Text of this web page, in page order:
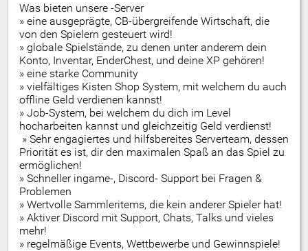
Was bieten unsere -Server
» eine ausgeprägte, CB-übergreifende Wirtschaft, die
von den Spielern gesteuert wird!
» globale Spielstände, zu denen unter anderem dein
Konto, Inventar, EnderChest, und deine XP gehören!
» eine starke Community
» vielfältiges Kisten Shop System, mit welchem du auch
offline Geld verdienen kannst!
» Job-System, bei welchem du dich im Level
hocharbeiten kannst und gleichzeitig Geld verdienst!
» Sehr engagiertes und hilfsbereites Serverteam, dessen
Priorität es ist, dir den maximalen Spaß an das Spiel zu
ermöglichen!
» Schneller ingame-, Discord- Support bei Fragen &
Problemen
» Wertvolle Sammleritems, die kein anderer Spieler hat!
» Aktiver Discord mit Support, Chats, Talks und vieles
mehr!
» regelmäßige Events, Wettbewerbe und Gewinnspiele!